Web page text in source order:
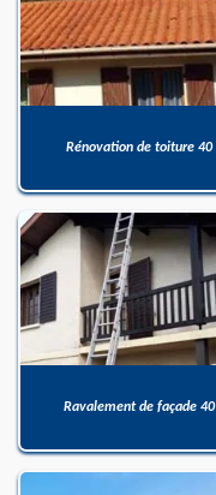
Rénovation de toiture 40
Ravalement de façade 40